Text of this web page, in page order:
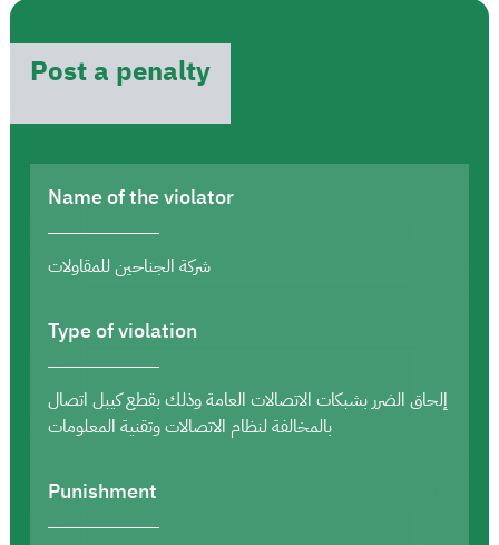
Post a penalty
Name of the violator
شركة الجناحين للمقاولات
Type of violation
إلحاق الضرر بشبكات الاتصالات العامة وذلك بقطع كيبل اتصال
بالمخالفة لنظام الاتصالات وتقنية المعلومات
Punishment